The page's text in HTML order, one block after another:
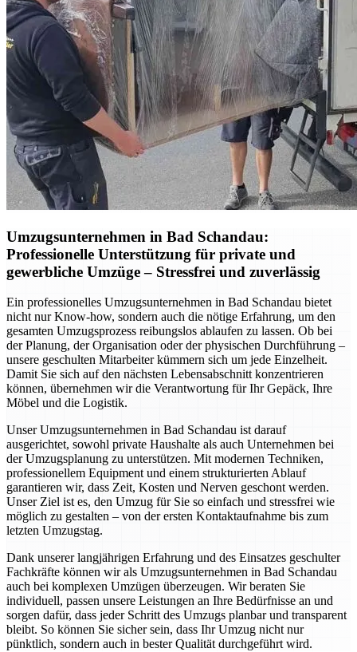
Umzugsunternehmen in Bad Schandau:
Professionelle Unterstützung für private und
gewerbliche Umzüge – Stressfrei und zuverlässig
Ein professionelles Umzugsunternehmen in Bad Schandau bietet
nicht nur Know-how, sondern auch die nötige Erfahrung, um den
gesamten Umzugsprozess reibungslos ablaufen zu lassen. Ob bei
der Planung, der Organisation oder der physischen Durchführung –
unsere geschulten Mitarbeiter kümmern sich um jede Einzelheit.
Damit Sie sich auf den nächsten Lebensabschnitt konzentrieren
können, übernehmen wir die Verantwortung für Ihr Gepäck, Ihre
Möbel und die Logistik.
Unser Umzugsunternehmen in Bad Schandau ist darauf
ausgerichtet, sowohl private Haushalte als auch Unternehmen bei
der Umzugsplanung zu unterstützen. Mit modernen Techniken,
professionellem Equipment und einem strukturierten Ablauf
garantieren wir, dass Zeit, Kosten und Nerven geschont werden.
Unser Ziel ist es, den Umzug für Sie so einfach und stressfrei wie
möglich zu gestalten – von der ersten Kontaktaufnahme bis zum
letzten Umzugstag.
Dank unserer langjährigen Erfahrung und des Einsatzes geschulter
Fachkräfte können wir als Umzugsunternehmen in Bad Schandau
auch bei komplexen Umzügen überzeugen. Wir beraten Sie
individuell, passen unsere Leistungen an Ihre Bedürfnisse an und
sorgen dafür, dass jeder Schritt des Umzugs planbar und transparent
bleibt. So können Sie sicher sein, dass Ihr Umzug nicht nur
pünktlich, sondern auch in bester Qualität durchgeführt wird.